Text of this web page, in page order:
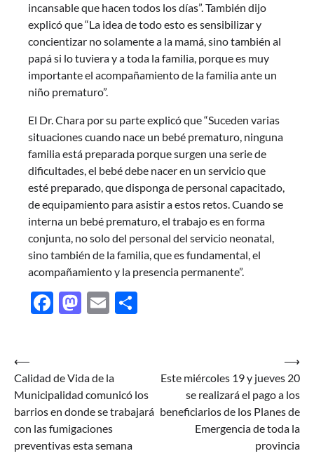
incansable que hacen todos los días”. También dijo
explicó que “La idea de todo esto es sensibilizar y
concientizar no solamente a la mamá, sino también al
papá si lo tuviera y a toda la familia, porque es muy
importante el acompañamiento de la familia ante un
niño prematuro”.
El Dr. Chara por su parte explicó que “Suceden varias
situaciones cuando nace un bebé prematuro, ninguna
familia está preparada porque surgen una serie de
dificultades, el bebé debe nacer en un servicio que
esté preparado, que disponga de personal capacitado,
de equipamiento para asistir a estos retos. Cuando se
interna un bebé prematuro, el trabajo es en forma
conjunta, no solo del personal del servicio neonatal,
sino también de la familia, que es fundamental, el
acompañamiento y la presencia permanente”.
Facebook
Mastodon
Email
Navegación
de
entradas
⟵
Calidad de Vida de la
Municipalidad comunicó los
barrios en donde se trabajará
con las fumigaciones
preventivas esta semana
Este miércoles 19 y jueves 20
se realizará el pago a los
beneficiarios de los Planes de
Emergencia de toda la
provincia
⟶